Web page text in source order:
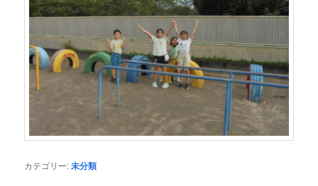
カテゴリー:未分類